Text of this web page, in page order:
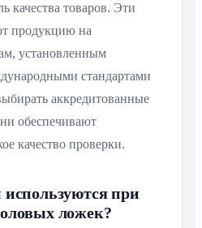
качества товаров. Эти
продукцию на
установленным
стандартами
аккредитованные
обеспечивают
качество проверки.
при
ложек?